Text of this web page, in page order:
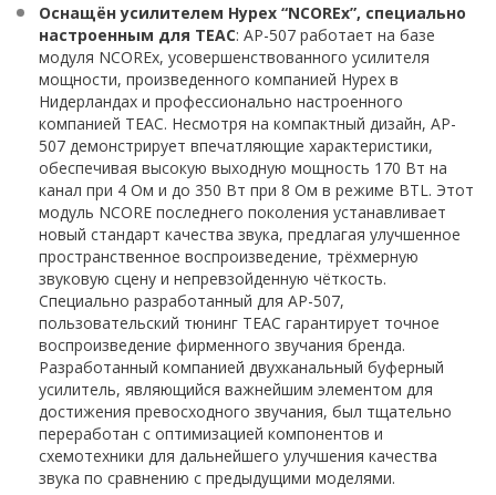
Оснащён усилителем Hypex “NCOREx”, специально
настроенным для TEAC: AP-507 работает на базе
модуля NCOREx, усовершенствованного усилителя
мощности, произведенного компанией Hypex в
Нидерландах и профессионально настроенного
компанией TEAC. Несмотря на компактный дизайн, AP-
507 демонстрирует впечатляющие характеристики,
обеспечивая высокую выходную мощность 170 Вт на
канал при 4 Ом и до 350 Вт при 8 Ом в режиме BTL. Этот
модуль NCORE последнего поколения устанавливает
новый стандарт качества звука, предлагая улучшенное
пространственное воспроизведение, трёхмерную
звуковую сцену и непревзойденную чёткость.
Специально разработанный для AP-507,
пользовательский тюнинг TEAC гарантирует точное
воспроизведение фирменного звучания бренда.
Разработанный компанией двухканальный буферный
усилитель, являющийся важнейшим элементом для
достижения превосходного звучания, был тщательно
переработан с оптимизацией компонентов и
схемотехники для дальнейшего улучшения качества
звука по сравнению с предыдущими моделями.